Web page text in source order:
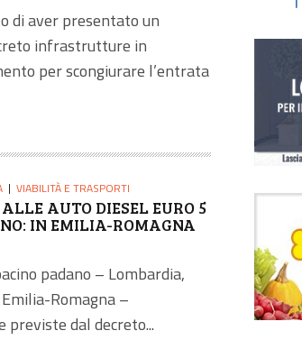
di aver presentato un
infrastrutture in
per scongiurare l’entrata
VIABILITÀ E TRASPORTI
AUTO DIESEL EURO 5
IN EMILIA-ROMAGNA
padano – Lombardia,
Romagna –
dal decreto...